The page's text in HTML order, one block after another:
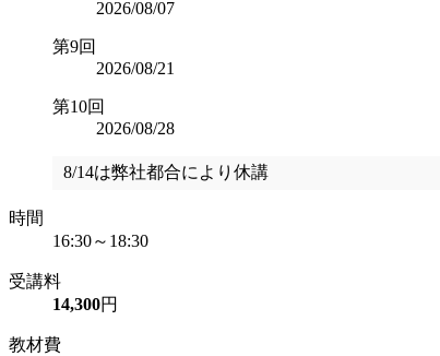
2026/08/07
第9回
2026/08/21
第10回
2026/08/28
8/14は弊社都合により休講
時間
16:30～18:30
受講料
14,300円
教材費